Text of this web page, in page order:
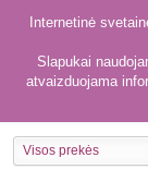
Internetinė
Slapukai
atvaizduojama
Difuzoriai
Visos prekės